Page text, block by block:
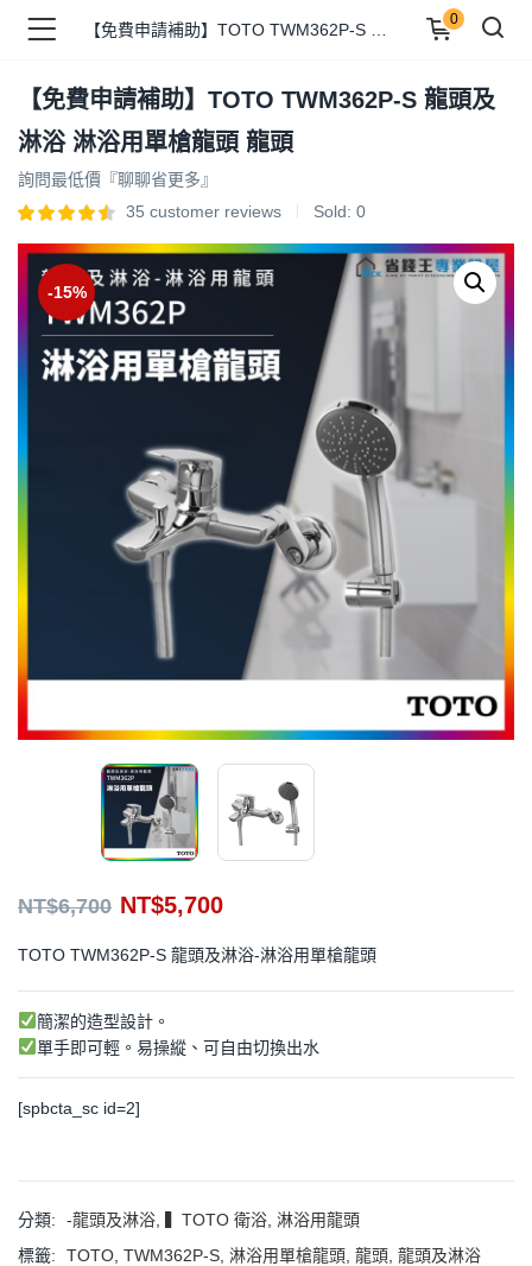
)
)
王 )
0
【免費申請補助】TOTO TWM362P-S 龍頭及
淋浴 淋浴用單槍龍頭 龍頭
詢問最低價『聊聊省更多』
35 customer reviews Sold: 0
-15%
NT$6,700 NT$5,700
TOTO TWM362P-S 龍頭及淋浴-淋浴用單槍龍頭
簡潔的造型設計。
單手即可輕。易操縱、可自由切換出水
[spbcta_sc id=2]
分類: -龍頭及淋浴 ▍TOTO 衛浴 淋浴用龍頭
標籤:
TOTO TWM362P-S 淋浴用單槍龍頭 龍頭 龍頭及淋浴